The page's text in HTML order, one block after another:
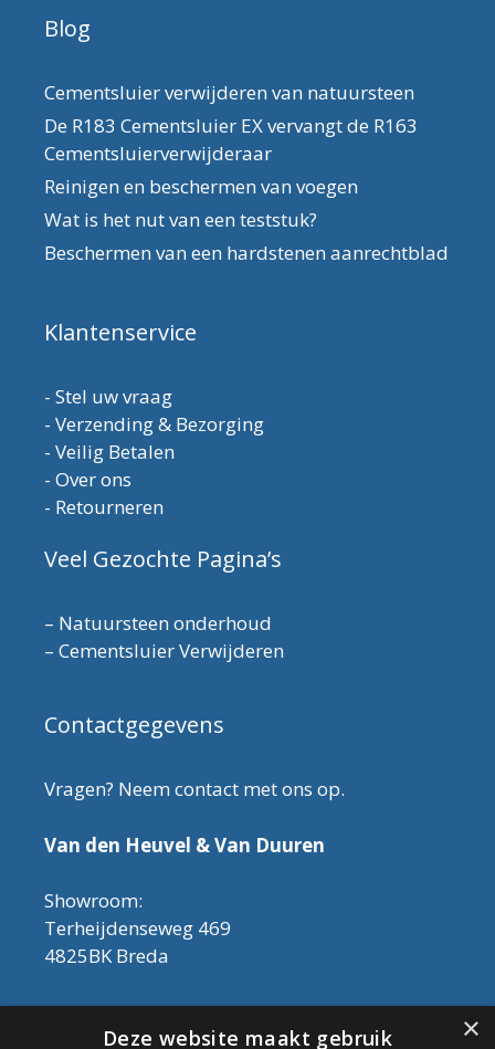
Blog
Cementsluier verwijderen van natuursteen
De R183 Cementsluier EX vervangt de R163
Cementsluierverwijderaar
Reinigen en beschermen van voegen
Wat is het nut van een teststuk?
Beschermen van een hardstenen aanrechtblad
Klantenservice
- Stel uw vraag
- Verzending & Bezorging
- Veilig Betalen
- Over ons
- Retourneren
Veel Gezochte Pagina’s
– Natuursteen onderhoud
– Cementsluier Verwijderen
Contactgegevens
Vragen? Neem contact met ons op.
Van den Heuvel & Van Duuren
Showroom:
Terheijdenseweg 469
4825BK Breda
Let op! Onderhoudsproducten zijn nu af te
halen in de showroom. Er kan alleen met
×
Deze website maakt gebruik